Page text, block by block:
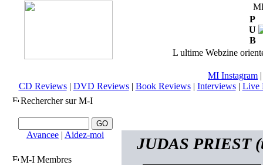
P
U
B
L ultime Webzine
MI Instagram
CD Reviews| DVD Reviews| Book Reviews| Interviews| Live
Rechercher sur M-I
Avancee | Aidez-moi
M-I Membres
JUDAS PRIEST